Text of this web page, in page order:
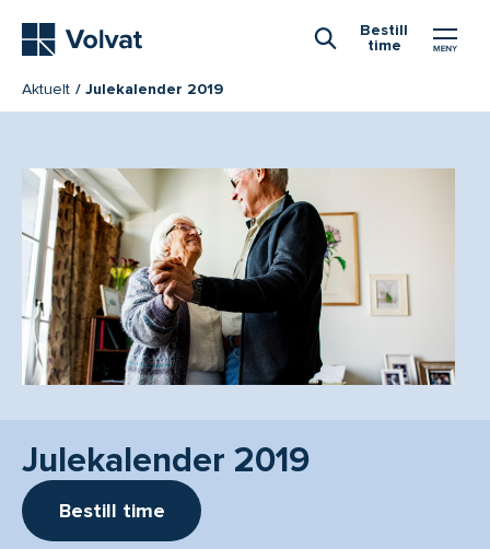
Bestill
time
Aktuelt Julekalender 2019
Julekalender 2019
Bestill time